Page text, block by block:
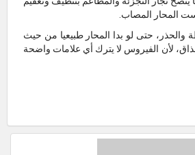
المحار المصاب.
والحذر، حتى لو بدا المحار طبيعيا من حيث
لأن الفيروس لا يترك أي علامات واضحة